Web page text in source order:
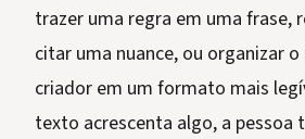
trazer uma regra em uma frase,
citar uma nuance, ou organizar
criador em um formato mais
texto acrescenta algo, a pessoa